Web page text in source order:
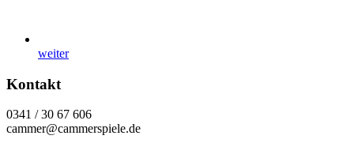
weiter
Kontakt
0341 / 30 67 606
cammer@cammerspiele.de